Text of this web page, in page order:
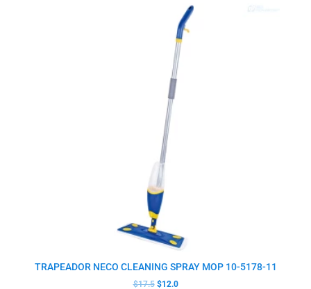
TRAPEADOR NECO CLEANING SPRAY MOP 10-5178-11
$17.5
$17.5.
$12.0
actual
es:
$12.0.